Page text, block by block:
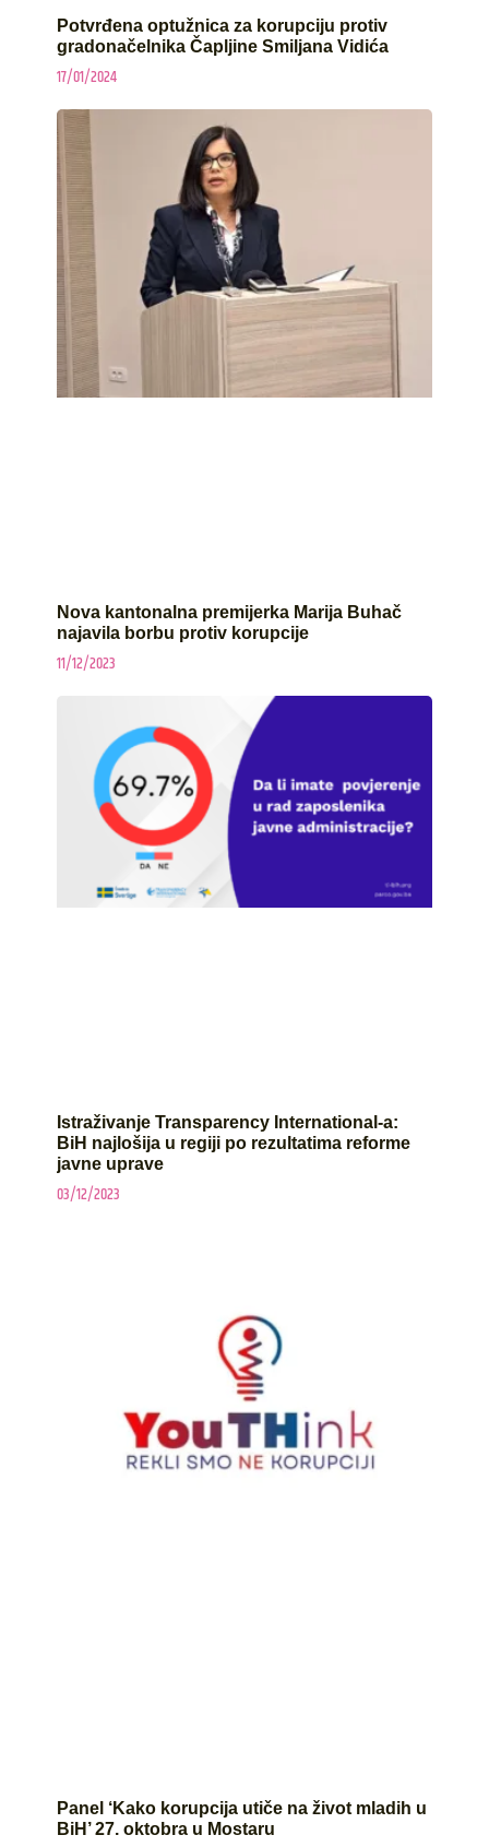
Potvrđena optužnica za korupciju protiv
gradonačelnika Čapljine Smiljana Vidića
17/01/2024
Nova kantonalna premijerka Marija Buhač
najavila borbu protiv korupcije
11/12/2023
Istraživanje Transparency International-a:
BiH najlošija u regiji po rezultatima reforme
javne uprave
03/12/2023
Panel ‘Kako korupcija utiče na život mladih u
BiH’ 27. oktobra u Mostaru